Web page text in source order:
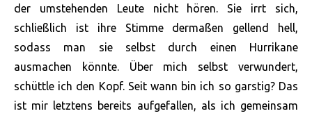
der umstehenden Leute nicht hören. Sie irrt sich,
schließlich ist ihre Stimme dermaßen gellend hell,
sodass man sie selbst durch einen Hurrikane
ausmachen könnte. Über mich selbst verwundert,
schüttle ich den Kopf. Seit wann bin ich so garstig? Das
ist mir letztens bereits aufgefallen, als ich gemeinsam